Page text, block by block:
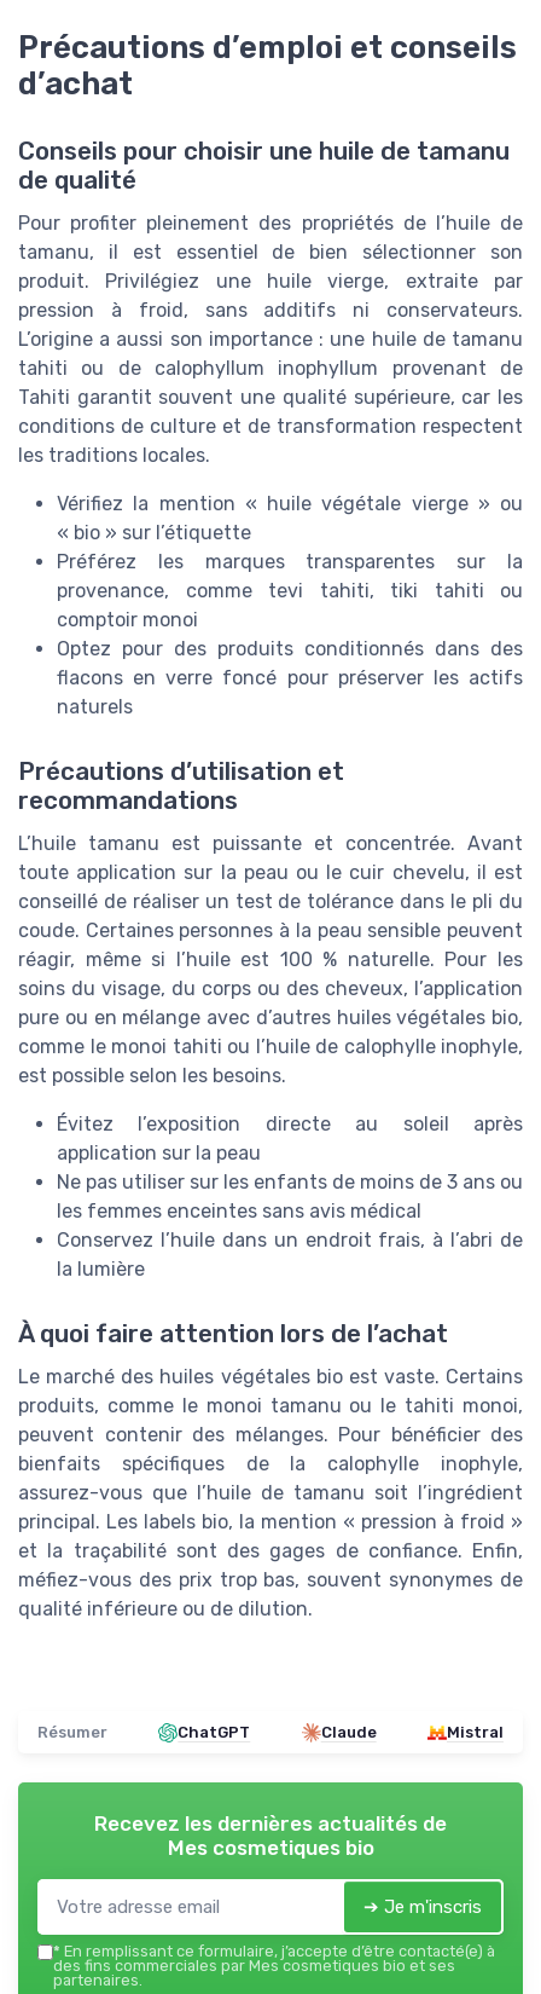
Précautions d’emploi et conseils
d’achat
Conseils pour choisir une huile de tamanu
de qualité
Pour profiter pleinement des propriétés de l’huile de
tamanu, il est essentiel de bien sélectionner son
produit. Privilégiez une huile vierge, extraite par
pression à froid, sans additifs ni conservateurs.
L’origine a aussi son importance : une huile de tamanu
tahiti ou de calophyllum inophyllum provenant de
Tahiti garantit souvent une qualité supérieure, car les
conditions de culture et de transformation respectent
les traditions locales.
Vérifiez la mention « huile végétale vierge » ou
« bio » sur l’étiquette
Préférez les marques transparentes sur la
provenance, comme tevi tahiti, tiki tahiti ou
comptoir monoi
Optez pour des produits conditionnés dans des
flacons en verre foncé pour préserver les actifs
naturels
Précautions d’utilisation et
recommandations
L’huile tamanu est puissante et concentrée. Avant
toute application sur la peau ou le cuir chevelu, il est
conseillé de réaliser un test de tolérance dans le pli du
coude. Certaines personnes à la peau sensible peuvent
réagir, même si l’huile est 100 % naturelle. Pour les
soins du visage, du corps ou des cheveux, l’application
pure ou en mélange avec d’autres huiles végétales bio,
comme le monoi tahiti ou l’huile de calophylle inophyle,
est possible selon les besoins.
Évitez l’exposition directe au soleil après
application sur la peau
Ne pas utiliser sur les enfants de moins de 3 ans ou
les femmes enceintes sans avis médical
Conservez l’huile dans un endroit frais, à l’abri de
la lumière
À quoi faire attention lors de l’achat
Le marché des huiles végétales bio est vaste. Certains
produits, comme le monoi tamanu ou le tahiti monoi,
peuvent contenir des mélanges. Pour bénéficier des
bienfaits spécifiques de la calophylle inophyle,
assurez-vous que l’huile de tamanu soit l’ingrédient
principal. Les labels bio, la mention « pression à froid »
et la traçabilité sont des gages de confiance. Enfin,
méfiez-vous des prix trop bas, souvent synonymes de
qualité inférieure ou de dilution.
Résumer ChatGPT Claude Mistral
Recevez les dernières actualités de
Mes cosmetiques bio
➔ Je m'inscris
* En remplissant ce formulaire, j’accepte d’être contacté(e) à
des fins commerciales par Mes cosmetiques bio et ses
partenaires.